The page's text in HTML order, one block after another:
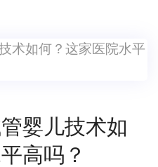
婴儿技术如
高吗？